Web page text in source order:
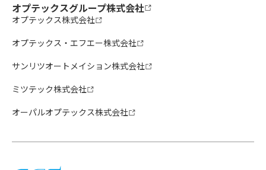
オプテックスグループ株式会社
オプテックス株式会社
オプテックス・エフエー株式会社
サンリツオートメイション株式会社
ミツテック株式会社
オーパルオプテックス株式会社